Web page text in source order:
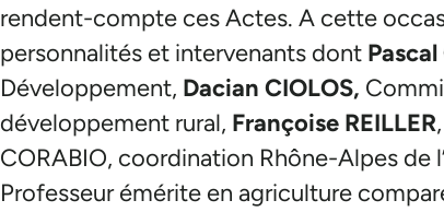
rendent-compte ces Actes. A cette
personnalités et intervenants dont
Développement, Dacian CIOLOS,
développement rural, Françoise REILLER
CORABIO, coordination Rhône-Alpes de
Professeur émérite en agriculture